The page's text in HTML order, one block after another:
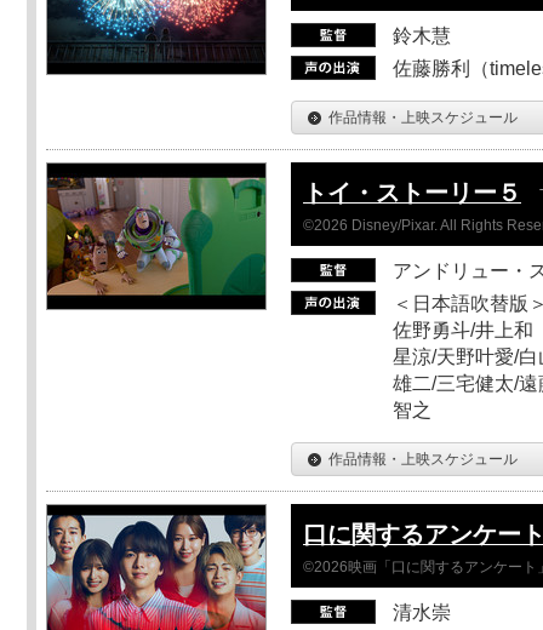
鈴木慧
佐藤勝利（
作品情報・上映スケジュール
トイ・ストーリー５
©2026 Disney/Pixar. All Rights
アンドリュー・
＜日本語吹替版
佐野勇斗/井上和
星涼/天野叶愛/
雄二/三宅健太/
智之
作品情報・上映スケジュール
口に関するアンケー
©2026映画「口に関するアンケート
清水崇